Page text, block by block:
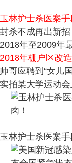
玉林护士杀医案
封杀不成再出新
2018年至2009年
2018年棚户区改
帅哥应聘到“女儿
实拍某大学运动会
玉林护士杀医案